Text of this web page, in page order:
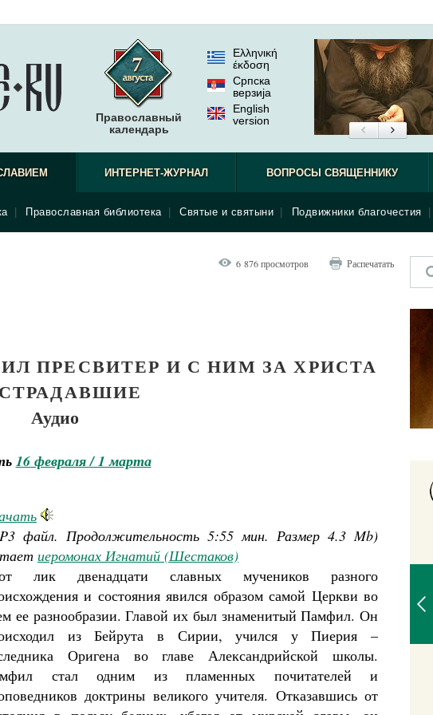
Православный
календарь
Ελληνική
έκδοση
Српска
верзиjа
English
version
Православная библиотека Святые и святыни Подвижники благочестия
ИНТЕРНЕТ-ЖУРНАЛ ВОПРОСЫ СВЯЩЕННИКУ
6 876 просмотров Распечатать
ПРЕСВИТЕР И С НИМ ЗА ХРИСТА
Аудио
16 февраля / 1 марта
файл. Продолжительность 5:55 мин. Размер 4.3 Mb)
иеромонах Игнатий (Шестаков)
лик двенадцати славных мучеников разного
и состояния явился образом самой Церкви во
ее разнообразии. Главой их был знаменитый Памфил. Он
из Бейрута в Сирии, учился у Пиерия –
Оригена во главе Александрийской школы.
стал одним из пламенных почитателей и
доктрины великого учителя. Отказавшись от
найти своё место в жизни
Кирилл Мурышев
Великомученик Георгий Победоносец. Научись у
святого
Роман Котов